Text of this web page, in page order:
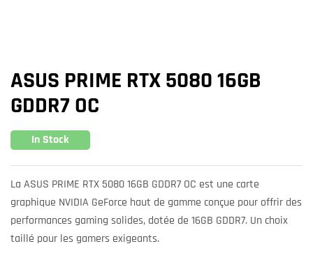
ASUS PRIME RTX 5080 16GB
GDDR7 OC
In Stock
La ASUS PRIME RTX 5080 16GB GDDR7 OC est une carte
graphique NVIDIA GeForce haut de gamme conçue pour offrir des
performances gaming solides, dotée de 16GB GDDR7. Un choix
taillé pour les gamers exigeants.